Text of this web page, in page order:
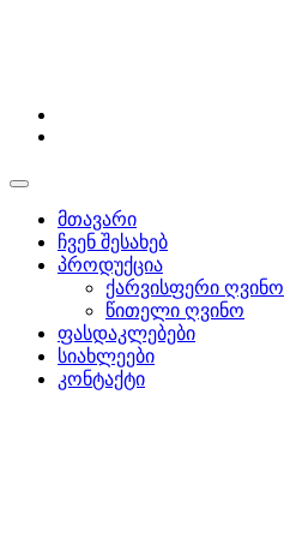
მთავარი
ჩვენ შესახებ
პროდუქცია
ქარვისფერი ღვინო
წითელი ღვინო
ფასდაკლებები
სიახლეები
კონტაქტი